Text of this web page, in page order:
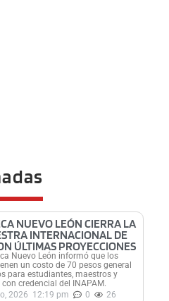
NUEVO LEÓN CIERRA LA
INTERNACIONAL DE
ÚLTIMAS PROYECCIONES
Nuevo León informó que los
un costo de 70 pesos general
para estudiantes, maestros y
credencial del INAPAM.
2026 12:19 pm 0 26